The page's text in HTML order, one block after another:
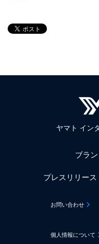
ヤマト イン
ブラン
プレスリリース
お問い合わせ
個人情報について